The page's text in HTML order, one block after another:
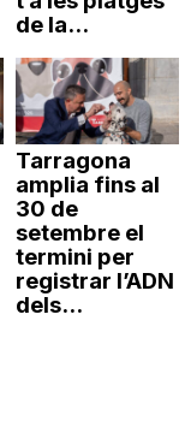
de la...
Tarragona
amplia fins al
30 de
setembre el
termini per
registrar l’ADN
dels...